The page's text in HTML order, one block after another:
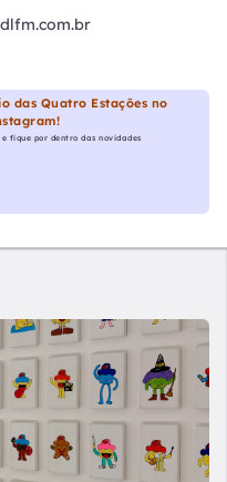
das Quatro Estações no
e fique por dentro das novidades